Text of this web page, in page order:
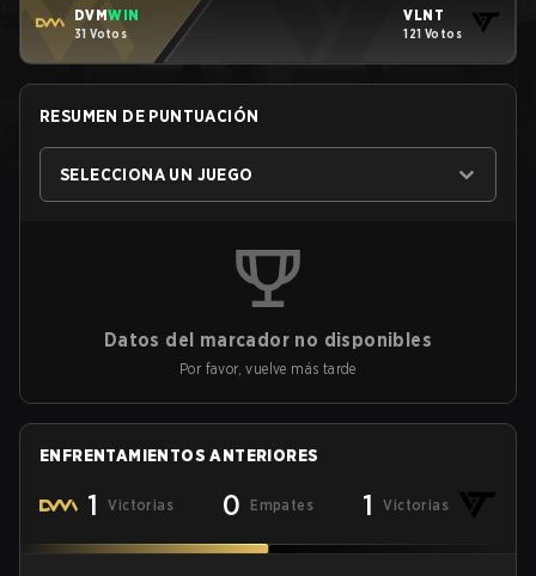
DVMWIN
31 Votos
VLNT
121 Votos
RESUMEN DE PUNTUACIÓN
SELECCIONA UN JUEGO
Datos del marcador no disponibles
Por favor, vuelve más tarde
ENFRENTAMIENTOS ANTERIORES
1 Victorias 0 Empates 1 Victorias